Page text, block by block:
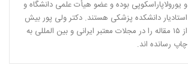
و یورولاپاراسكوپی بوده و عضو هیأت علمی دانشگاه و
استادیار دانشكده پزشكی هستند. دکتر ولی پور بیش
از ١٥ مقاله را در مجلات معتبر ایرانی و بین المللی به
چاپ رسانده اند.